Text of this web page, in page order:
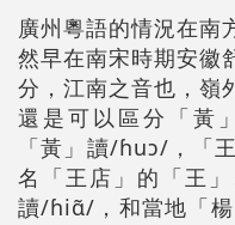
廣州粵語的情況在南
然早在南宋時期安徽
分，江南之音也，嶺
還是可以區分「黃
「黃」讀/ɦuɔ/，「
名「王店」的「王
讀/ɦiɑ̃/，和當地「